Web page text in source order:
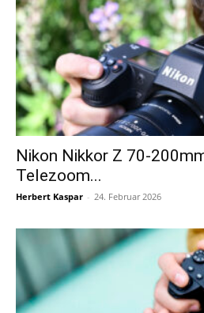
Nikon Nikkor Z 70-
Telezoom...
Herbert Kaspar - 24. Februar 2026